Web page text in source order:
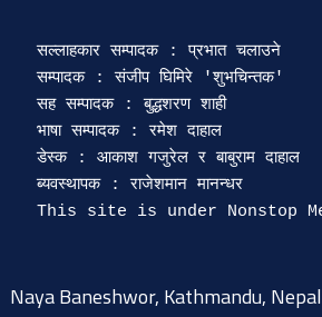
सल्लाहकार सम्पादक : प्रभात चलाउने
सम्पादक : संजीप घिमिरे 'शुभचिन्तक'
सह सम्पादक : बुद्धशरण शाही
भाषा सम्पादक : रमेश दाहाल
डेस्क : आकाश गजुरेल र बाबुराम दाहाल
ब्यवस्थापक : राजेशमान मानन्धर
Naya Baneshwor, Kathmandu, Nepal